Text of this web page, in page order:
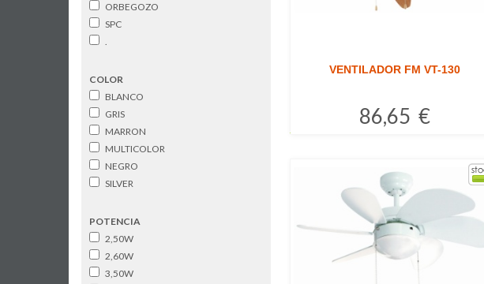
VENTILADOR FM VT-130
86,65 €
ORBEGOZO
SPC
.
COLOR
BLANCO
GRIS
MARRON
MULTICOLOR
NEGRO
SILVER
POTENCIA
2,50W
2,60W
3,50W